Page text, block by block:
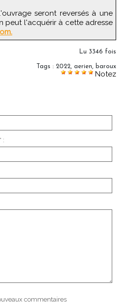
seront reversés à une
peut l'acquérir à cette adresse
Lu 3346 fois
Tags : 2022, aerien, baroux
Notez
:
commentaires